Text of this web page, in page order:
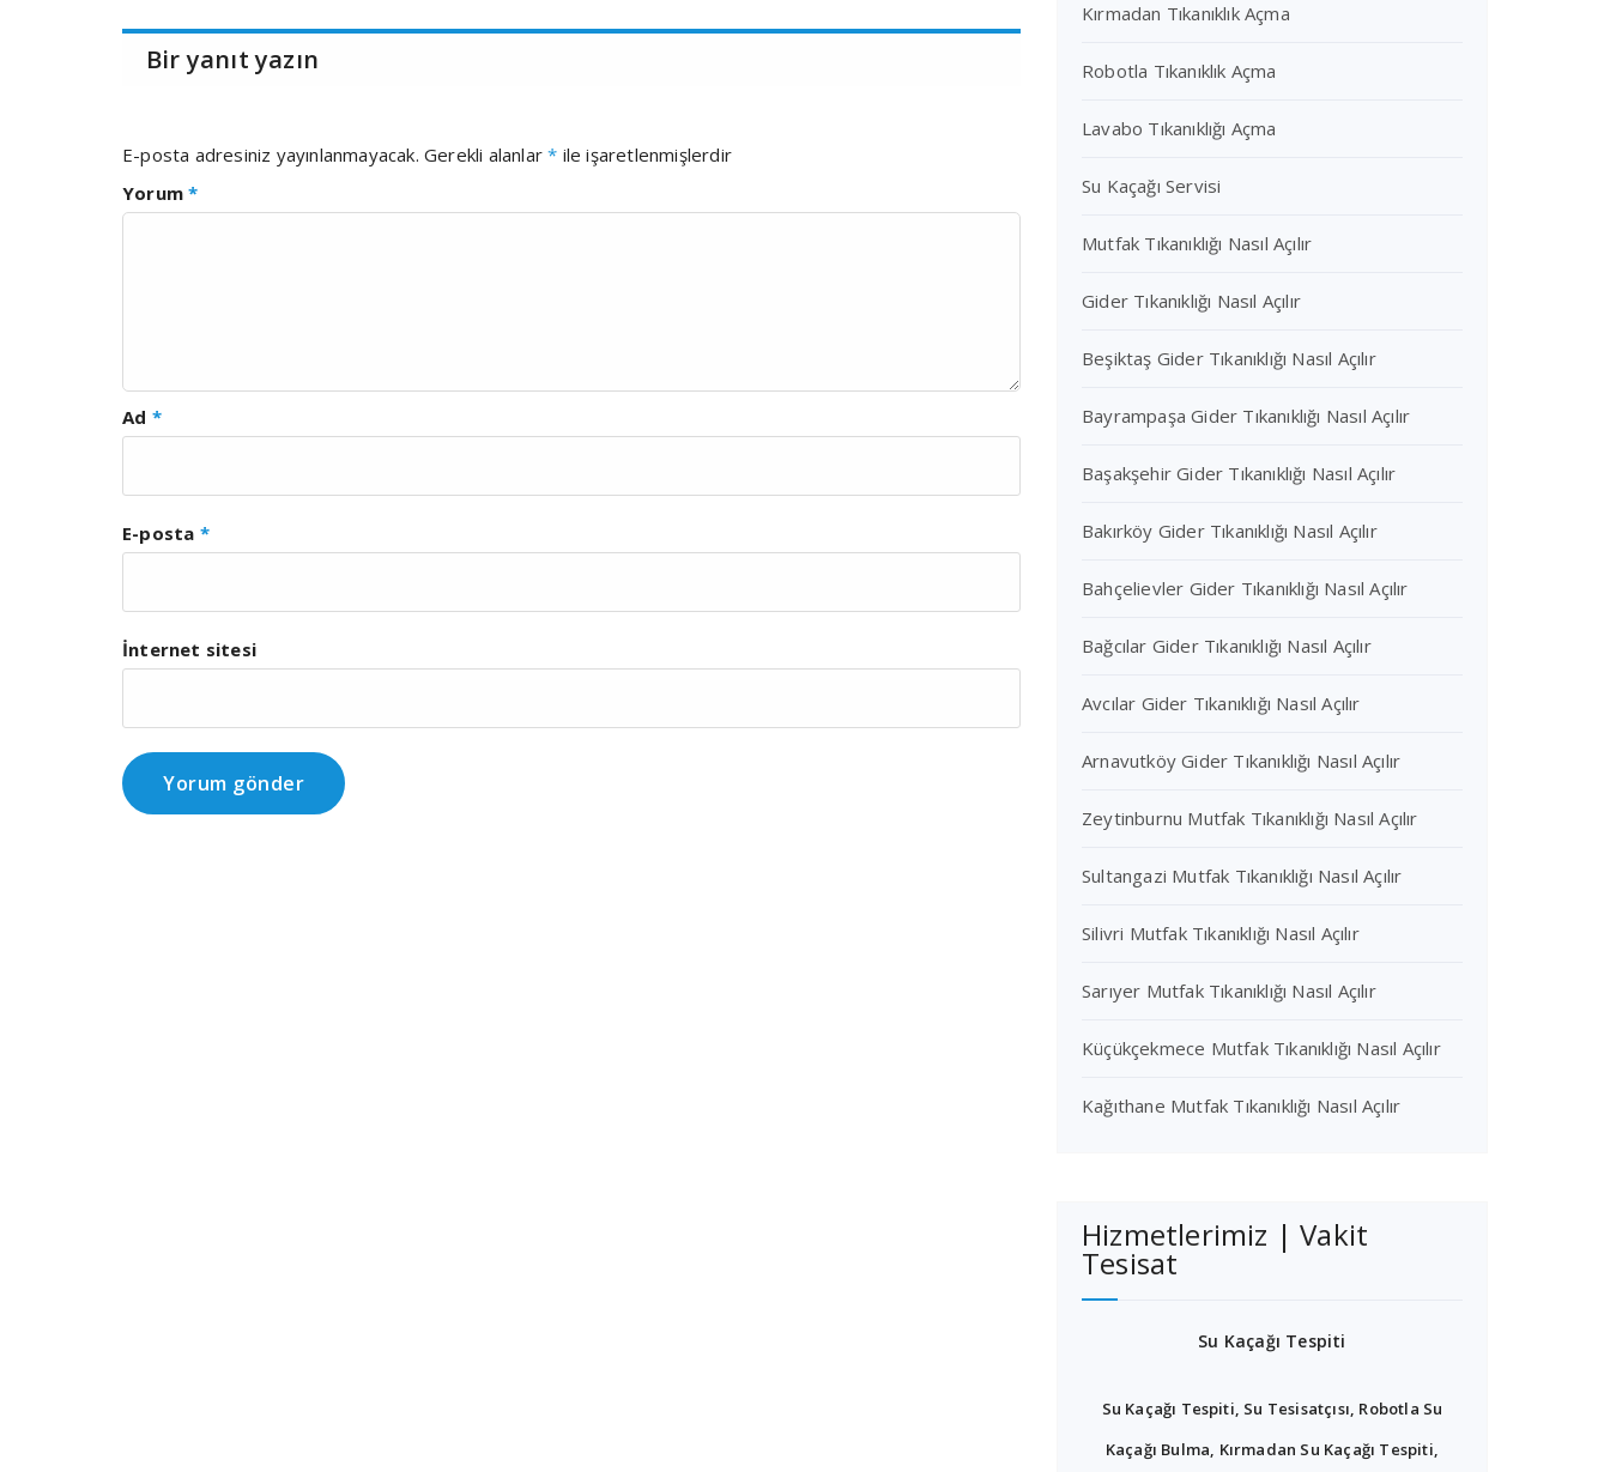
Bir yanıt yazın
E-posta adresiniz yayınlanmayacak. Gerekli alanlar* ile işaretlenmişlerdir
Yorum*
Ad *
E-posta *
İnternet sitesi
Kırmadan Tıkanıklık Açma
Robotla Tıkanıklık Açma
Lavabo Tıkanıklığı Açma
Su Kaçağı Servisi
Mutfak Tıkanıklığı Nasıl Açılır
Gider Tıkanıklığı Nasıl Açılır
Beşiktaş Gider Tıkanıklığı Nasıl Açılır
Bayrampaşa Gider Tıkanıklığı Nasıl Açılır
Başakşehir Gider Tıkanıklığı Nasıl Açılır
Bakırköy Gider Tıkanıklığı Nasıl Açılır
Bahçelievler Gider Tıkanıklığı Nasıl Açılır
Bağcılar Gider Tıkanıklığı Nasıl Açılır
Avcılar Gider Tıkanıklığı Nasıl Açılır
Arnavutköy Gider Tıkanıklığı Nasıl Açılır
Zeytinburnu Mutfak Tıkanıklığı Nasıl Açılır
Sultangazi Mutfak Tıkanıklığı Nasıl Açılır
Silivri Mutfak Tıkanıklığı Nasıl Açılır
Sarıyer Mutfak Tıkanıklığı Nasıl Açılır
Küçükçekmece Mutfak Tıkanıklığı Nasıl Açılır
Kağıthane Mutfak Tıkanıklığı Nasıl Açılır
Hizmetlerimiz | Vakit
Tesisat
Su Kaçağı Tespiti
Su Kaçağı Tespiti, Su Tesisatçısı, Robotla Su
Kaçağı Bulma, Kırmadan Su Kaçağı Tespiti,